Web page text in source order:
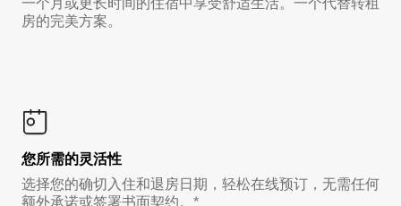
房的完美方案。
您所需的灵活性
选择您的确切入住和退房日期，轻松在线预订，无需任何
额外承诺或签署书面契约。*